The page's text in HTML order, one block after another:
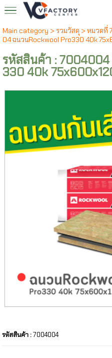
Main category > รวมวัสดุ > หมวดที่ 7
04 ฉนวนRockwool Pro330 40k
รหัสสินค้า :
330 40k
รหัสสินค้า :7004004